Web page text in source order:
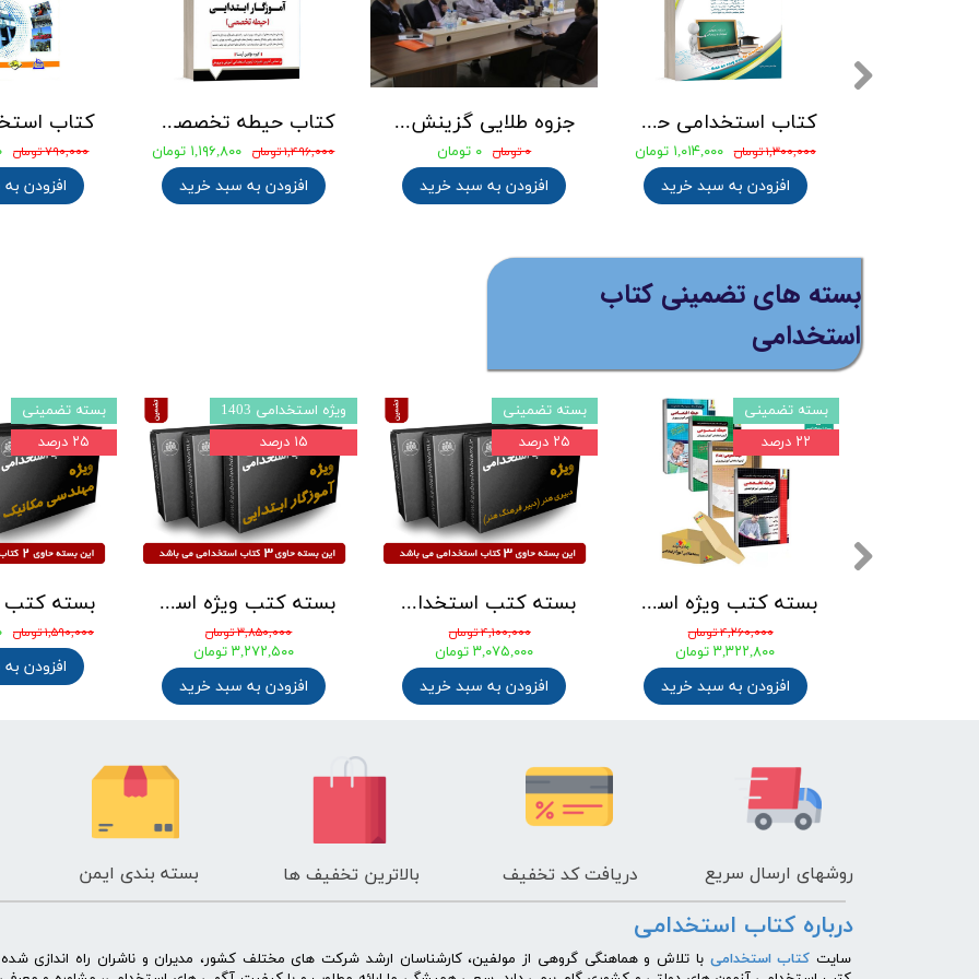
۳,۰۰۰,۰۰۰ تومان
۲,۳۴۰,۰۰۰ تومان
افزودن به سبد خرید
کتاب استخدامی دبیر علوم تجربی زیست شناسی ویژه آزمون 1405 نشر آراه [بالاترین تخفیف]
۸۵۸,۰۰۰ تومان
افزودن به سبد خرید
جزوه طلایی میثاق نامه شهید حاج قاسم سلیمانی بهمراه نمونه سوالات با پاسخنامه تشریحی
افزودن به سبد خرید
کتاب 3500 تست طلایی آموزگار ابتدایی ( 3حیطه عمومی ، اختصاصی و تخصصی ) انتشارات آرسا
۱,۰۸۰,۸۰۰ تومان
افزودن به سبد خرید
بسته کتب ویژه استخدامی آموزگار ابتدایی نشر چهارخونه بر اساس آخرین تغییرات 1405
۴,۲۶۰,۰۰۰ تومان
۳,۳۲۲,۸۰۰ تومان
افزودن به سبد خرید
بسته تضمینی
بسته کتب استخدامی هنرآموز حسابداری آزمون آموزش و پرورش 1405 نشر چهارخونه
۴,۸۱۰,۰۰۰ تومان
۳,۷۵۱,۸۰۰ تومان
افزودن به سبد خرید
بسته تضمینی
۲۲ درصد
بسته کتب ویژه استخدامی مشاغل کیفیت بخشی آموزش و پروش مربی امور تربیتی مدارس 1405
۴,۲۰۰,۰۰۰ تومان
۳,۱۵۰,۰۰۰ تومان
افزودن به سبد خرید
بسته تضمینی
۲۵ درصد
بسته کتاب دبیر فیزیک آزمون استخدامی آموزش و پرورش 1405
بسته های تضمینی کتاب
استخدامی
روشهای ارسال سریع دریافت کد تخفیف بالاترین تخفیف ها بسته بندی ایمن
درباره کتاب استخدامی
​سایت کتاب استخدامی با تلاش و هماهنگی گروهی از مولفین، کارشناسان ارشد شرکت های مختلف کشور، مدیران و ناشران راه اندازی